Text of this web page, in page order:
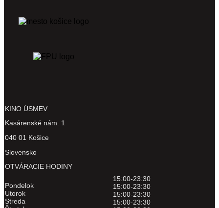
KINO ÚSMEV
Kasárenské nám. 1
040 01 Košice
Slovensko
OTVÁRACIE HODINY
Pondelok
Utorok
Streda
15:00-23:30
15:00-23:30
15:00-23:30
15:00-23:30